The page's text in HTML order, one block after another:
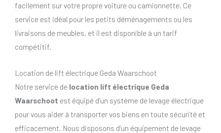
facilement sur votre propre voiture ou camionnette. Ce
service est idéal pour les petits déménagements ou les
livraisons de meubles, et il est disponible à un tarif
compétitif.
Location de lift électrique Geda Waarschoot
Notre service de location lift électrique Geda
Waarschoot est équipé d’un système de levage électrique
pour vous aider à transporter vos biens en toute sécurité et
efficacement. Nous disposons d’un équipement de levage